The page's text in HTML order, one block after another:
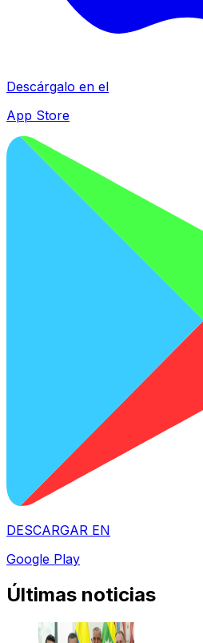
Descárgalo en el
App Store
DESCARGAR EN
Google Play
Últimas noticias